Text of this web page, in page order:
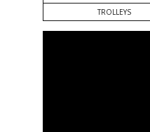
TROLLEYS